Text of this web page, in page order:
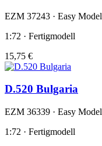
EZM 37243 · Easy Model
1:72 · Fertigmodell
15,75 €
D.520 Bulgaria
EZM 36339 · Easy Model
1:72 · Fertigmodell